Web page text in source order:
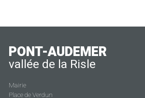
PONT-AUDEMER
vallée de la Risle
Mairie
Place de Verdun